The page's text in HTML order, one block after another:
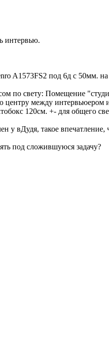
интервью.
A1573FS2 под 6д с 50мм.
по свету: Помещение
между интервьюером и
120см. +- для общего
у вДудя, такое
под сложившуюся задачу?